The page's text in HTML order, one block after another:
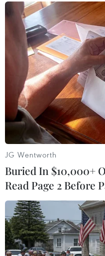
27/12/2022 03:53
Theo Cơ quan kiểm
COVID-19, những
bình thường và không
trong quá trình kiểm
Nhân viên y tế lấy mẫu xét
Quý Châu, Trung
JG Wentworth
Buried In $10,000+
Read Page 2 Before